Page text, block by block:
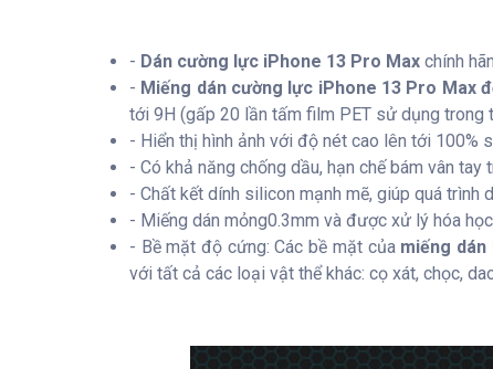
- Dán cường lực iPhone 13 Pro Max chính
- Miếng dán cường lực iPhone 13 Pro Max
tới 9H (gấp 20 lần tấm film PET sử dụng trong
- Hiển thị hình ảnh với độ nét cao lên tới 100%
- Có khả năng chống dầu, hạn chế bám vân tay
- Chất kết dính silicon mạnh mẽ, giúp quá trình
- Miếng dán mỏng0.3mm và được xử lý hóa
- Bề mặt độ cứng: Các bề mặt của miếng dán
với tất cả các loại vật thể khác: cọ xát, chọc,